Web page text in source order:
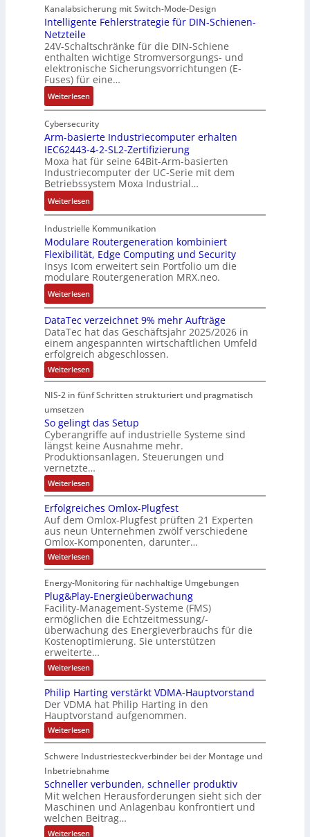
i
s
c
h
e
G
e
h
ä
u
s
e
d
e
h
n
u
n
g
e
n
u
i
e
r
e
n
A
u
f
w
a
n
d
,
K
o
t
e
n
u
n
d
S
t
ö
r
a
n
ä
l
l
g
k
e
i
t
u
v
r
ä
n
i
t
ä
t
b
e
g
i
n
n
t
a
n
d
e
r
M
a
s
c
h
i
n
e
k
r
d
b
e
t
e
i
l
i
g
u
n
g
b
e
m
2
0
2
6
E
u
r
o
p
E
t
h
e
r
c
a
t
P
l
u
g
F
e
s
t
Kanalabsicherung mit Switch-Mode-Design
Intelligente Fehlerstrategie für DIN-Schienen-
Netzteile
24V-Schaltschränke für die DIN-Schiene
enthalten wichtige Stromversorgungs- und
elektronische Sicherungsvorrichtungen (E-
Fuses) für eine…
Weiterlesen:
I
n
t
e
l
l
i
g
e
n
e
F
e
h
l
e
r
s
t
r
a
t
g
i
e
ü
r
D
I
N
-
S
c
h
i
e
n
e
n
-
N
e
t
z
t
e
i
l
e
Cybersecurity
Arm-basierte Industriecomputer erhalten
IEC62443-4-2-SL2-Zertifizierung
Moxa hat für seine 64Bit-Arm-basierten
Industriecomputer der UC-Serie mit dem
Betriebssystem Moxa Industrial…
Weiterlesen:
A
m
-
b
a
s
i
e
r
t
e
I
n
d
s
t
r
i
e
c
o
m
p
u
t
e
r
e
r
h
a
l
t
e
n
E
6
2
4
3
-
4
-
Industrielle Kommunikation
Modulare Routergeneration kombiniert
Flexibilität, Edge Computing und Security
Insys Icom erweitert sein Portfolio um die
modulare Routergeneration MRX.neo.
Weiterlesen:
M
o
d
u
l
a
r
e
o
u
t
r
g
e
n
e
r
a
t
i
o
n
k
o
m
b
i
n
i
e
r
t
F
l
e
x
i
b
i
DataTec verzeichnet 9% mehr Aufträge
DataTec hat das Geschäftsjahr 2025/2026 in
einem angespannten wirtschaftlichen Umfeld
erfolgreich abgeschlossen.
Weiterlesen:
D
t
e
c
v
e
z
e
i
c
h
n
e
t
9
%
m
e
r
A
u
f
t
r
ä
g
e
NIS-2 in fünf Schritten strukturiert und pragmatisch
umsetzen
So gelingt das Setup
Cyberangriffe auf industrielle Systeme sind
längst keine Ausnahme mehr.
Produktionsanlagen, Steuerungen und
vernetzte…
Weiterlesen:
S
o
g
e
i
n
g
t
d
a
s
S
e
t
u
p
Erfolgreiches Omlox-Plugfest
Auf dem Omlox-Plugfest prüften 21 Experten
aus neun Unternehmen zwölf verschiedene
Omlox-Komponenten, darunter…
Weiterlesen:
E
f
o
l
g
r
e
i
c
h
e
s
O
m
l
o
x
-
l
u
f
e
s
t
Energy-Monitoring für nachhaltige Umgebungen
Plug&Play-Energieüberwachung
Facility-Management-Systeme (FMS)
ermöglichen die Echtzeitmessung/-
überwachung des Energieverbrauchs für die
Kostenoptimierung. Sie unterstützen
erweiterte…
Weiterlesen:
P
u
g
&
P
l
a
y
E
n
e
r
g
i
e
Philip Harting verstärkt VDMA-Hauptvorstand
Der VDMA hat Philip Harting in den
Hauptvorstand aufgenommen.
Weiterlesen:
P
i
l
p
H
a
r
t
Schwere Industriesteckverbinder bei der Montage und
Inbetriebnahme
Schneller verbunden, schneller produktiv
Mit welchen Herausforderungen sieht sich der
Maschinen und Anlagenbau konfrontiert und
welchen Beitrag…
Weiterlesen: